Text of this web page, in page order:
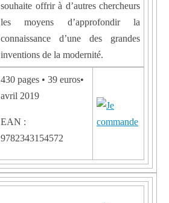
souhaite offrir à d’autres chercheurs
les moyens d’approfondir la
connaissance d’une des grandes
inventions de la modernité.
430 pages • 39 euros•
avril 2019
EAN :
9782343154572